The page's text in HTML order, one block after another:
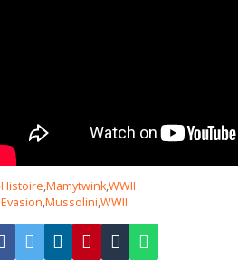
Histoire,Mamytwink,WWII
Evasion,Mussolini,WWII